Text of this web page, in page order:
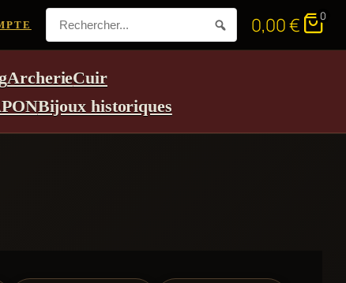
0,00€ 0
ArcherieCuir
Bijoux historiques